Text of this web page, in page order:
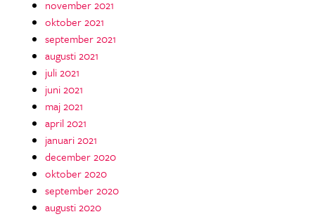
november 2021
oktober 2021
september 2021
augusti 2021
juli 2021
juni 2021
maj 2021
april 2021
januari 2021
december 2020
oktober 2020
september 2020
augusti 2020